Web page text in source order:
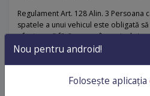
Regulament Art. 128 Alin. 3
spatele a unui vehicul este obligată
efectuează fără a pune în pericol
Regulament Art. 128 Alin. 4 Mersul
semnalizat cu lumina sau luminile
recomandă dotarea autovehiculelor
pentru semnalizarea acestei manevre.
Nou pentru android!
Folosește aplicația